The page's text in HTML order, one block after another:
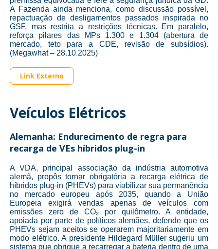
A Fazenda ainda menciona, como discussão possível,
repactuação de desligamentos passados inspirada no
GSF, mas restrita a restrições técnicas. Em paralelo,
reforça pilares das MPs 1.300 e 1.304 (abertura de
mercado, teto para a CDE, revisão de subsídios).
(Megawhat – 28.10.2025)
Link Externo
Veículos Elétricos
Alemanha: Endurecimento de regra para
recarga de VEs híbridos plug-in
A VDA, principal associação da indústria automotiva
alemã, propôs tornar obrigatória a recarga elétrica de
híbridos plug-in (PHEVs) para viabilizar sua permanência
no mercado europeu após 2035, quando a União
Europeia exigirá vendas apenas de veículos com
emissões zero de CO₂ por quilômetro. A entidade,
apoiada por parte de políticos alemães, defende que os
PHEVs sejam aceitos se operarem majoritariamente em
modo elétrico. A presidente Hildegard Müller sugeriu um
sistema que obrigue a recarregar a bateria dentro de uma